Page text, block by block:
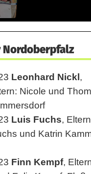
Nordoberpfalz
Leonhard Nickl ,
Nicole und
Luis Fuchs,
und Katrin
Finn Kempf,